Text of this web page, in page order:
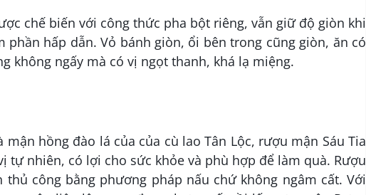
chế biến với công thức pha bột riêng, vẫn giữ độ giòn khi
hấp dẫn. Vỏ bánh giòn, ổi bên trong cũng giòn, ăn có
không ngấy mà có vị ngọt thanh, khá lạ miệng.
hồng đào lá của của cù lao Tân Lộc, rượu mận Sáu Tia
tự nhiên, có lợi cho sức khỏe và phù hợp để làm quà. Rượu
công bằng phương pháp nấu chứ không ngâm cất. Với